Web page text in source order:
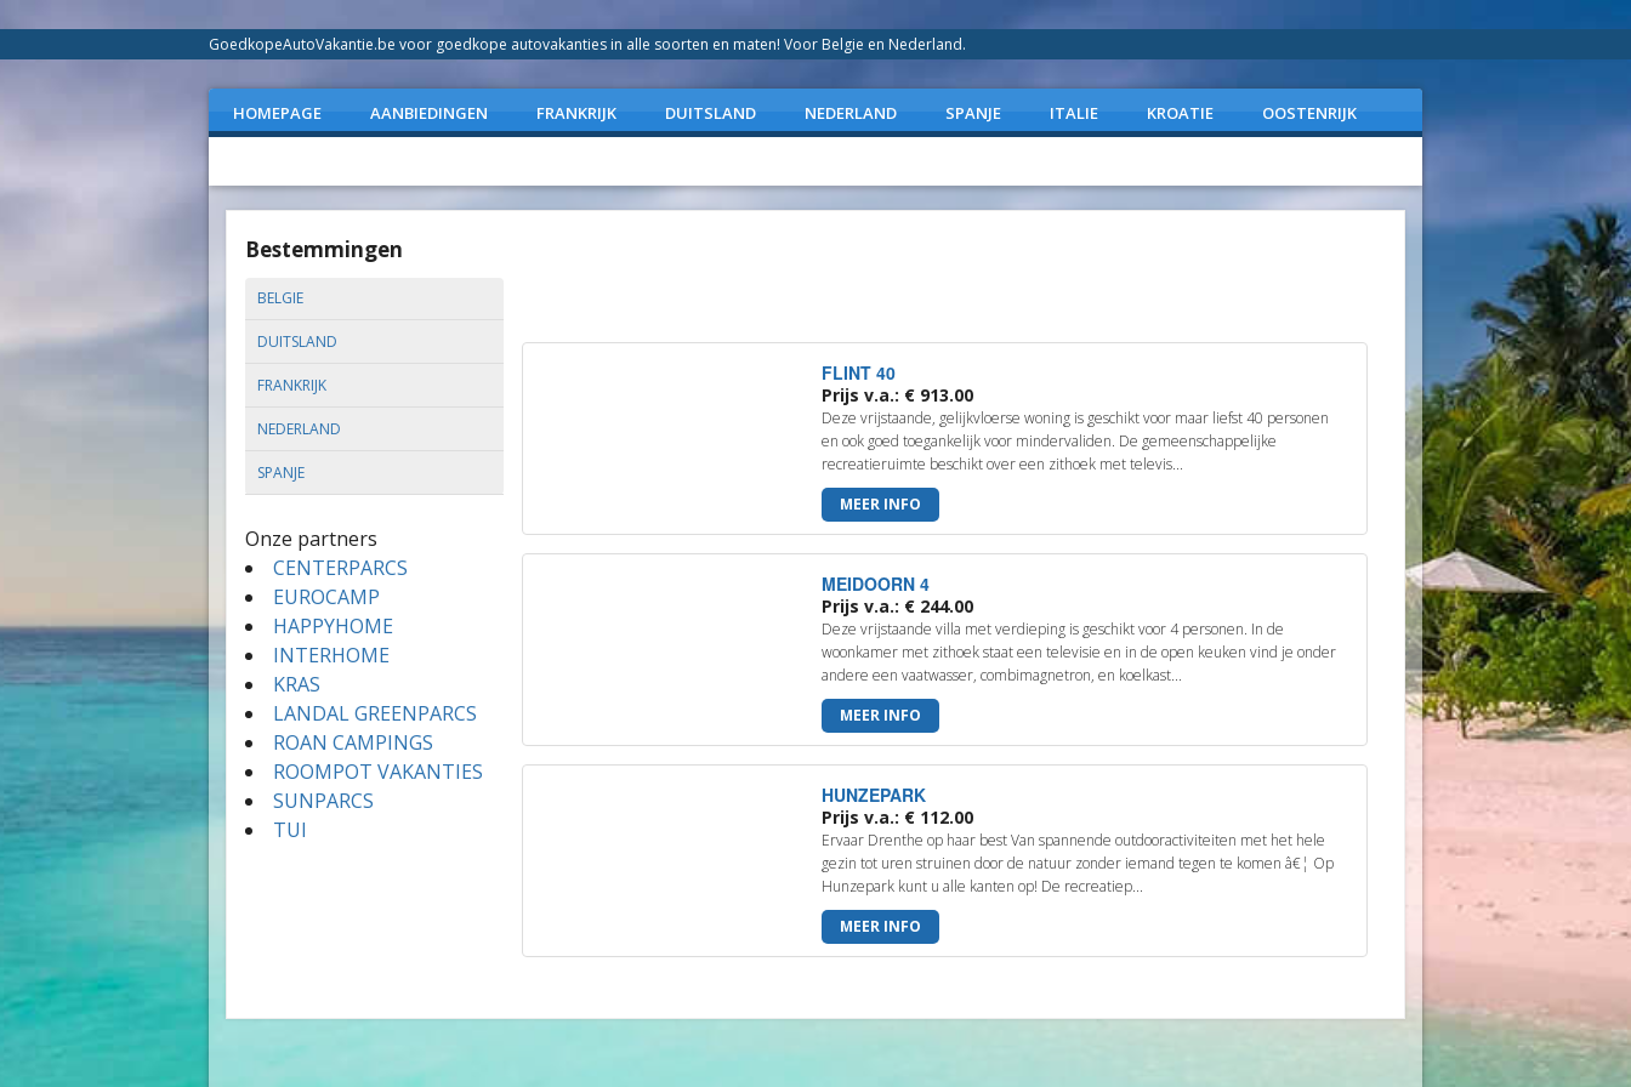
GoedkopeAutoVakantie.be voor goedkope autovakanties in alle soorten en maten! Voor Belgie en Nederland.
HOMEPAGE AANBIEDINGEN FRANKRIJK DUITSLAND NEDERLAND SPANJE ITALIE KROATIE OOSTENRIJK
Bestemmingen
BELGIE
DUITSLAND
FRANKRIJK
NEDERLAND
SPANJE
Onze partners
CENTERPARCS
EUROCAMP
HAPPYHOME
INTERHOME
KRAS
LANDAL GREENPARCS
ROAN CAMPINGS
ROOMPOT VAKANTIES
SUNPARCS
TUI
FLINT 40
Prijs v.a.: € 913.00
Deze vrijstaande, gelijkvloerse woning is geschikt voor maar liefst 40 personen
en ook goed toegankelijk voor mindervaliden. De gemeenschappelijke
recreatieruimte beschikt over een zithoek met televis...
MEER INFO
MEIDOORN 4
Prijs v.a.: € 244.00
Deze vrijstaande villa met verdieping is geschikt voor 4 personen. In de
woonkamer met zithoek staat een televisie en in de open keuken vind je onder
andere een vaatwasser, combimagnetron, en koelkast...
MEER INFO
HUNZEPARK
Prijs v.a.: € 112.00
Ervaar Drenthe op haar best Van spannende outdooractiviteiten met het hele
gezin tot uren struinen door de natuur zonder iemand tegen te komen â€¦ Op
Hunzepark kunt u alle kanten op! De recreatiep...
MEER INFO